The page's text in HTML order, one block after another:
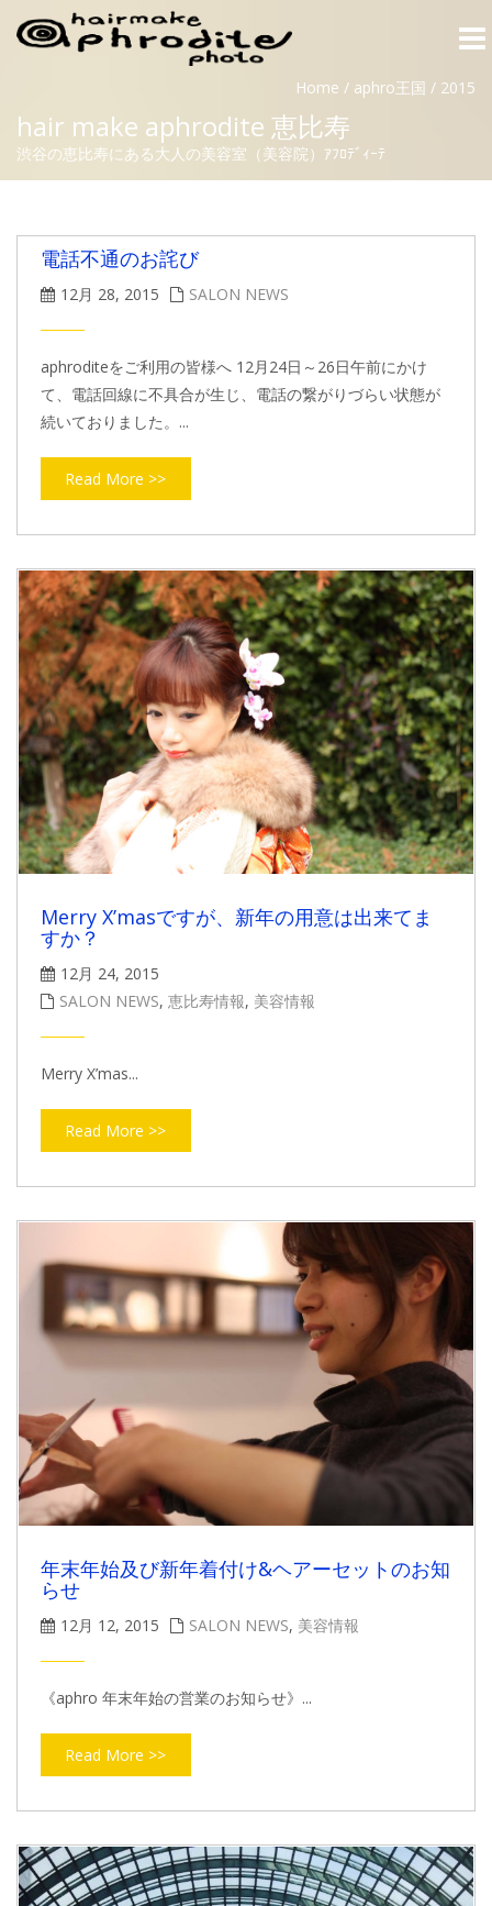
hair make aphrodite 恵比寿
渋谷の恵比寿にある大人の美容室（美容院）ｱﾌﾛﾃﾞｨｰﾃ
Home / aphro王国 / 2015
電話不通のお詫び
12月 28, 2015 SALON NEWS
aphroditeをご利用の皆様へ 12月24日～26日午前にかけ
て、電話回線に不具合が生じ、電話の繋がりづらい状態が
続いておりました。...
Read More >>
Merry X’masですが、新年の用意は出来てま
すか？
12月 24, 2015
SALON NEWS, 恵比寿情報, 美容情報
Merry X’mas...
Read More >>
年末年始及び新年着付け&ヘアーセットのお知
らせ
12月 12, 2015 SALON NEWS, 美容情報
《aphro 年末年始の営業のお知らせ》...
Read More >>